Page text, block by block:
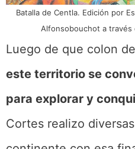
Batalla de Centla. Edición por
Alfonsobouchot a través
Luego de que colon
este territorio se
para explorar y
Cortes realizo